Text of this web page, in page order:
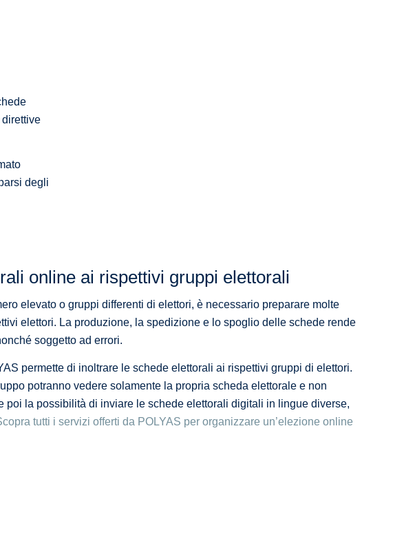
degli
online ai rispettivi gruppi elettorali
elevato o gruppi differenti di elettori, è necessario preparare molte
elettori. La produzione, la spedizione e lo spoglio delle schede rende
soggetto ad errori.
permette di inoltrare le schede elettorali ai rispettivi gruppi di elettori.
potranno vedere solamente la propria scheda elettorale e non
poi la possibilità di inviare le schede elettorali digitali in lingue diverse,
tutti i servizi offerti da POLYAS per organizzare un’elezione online